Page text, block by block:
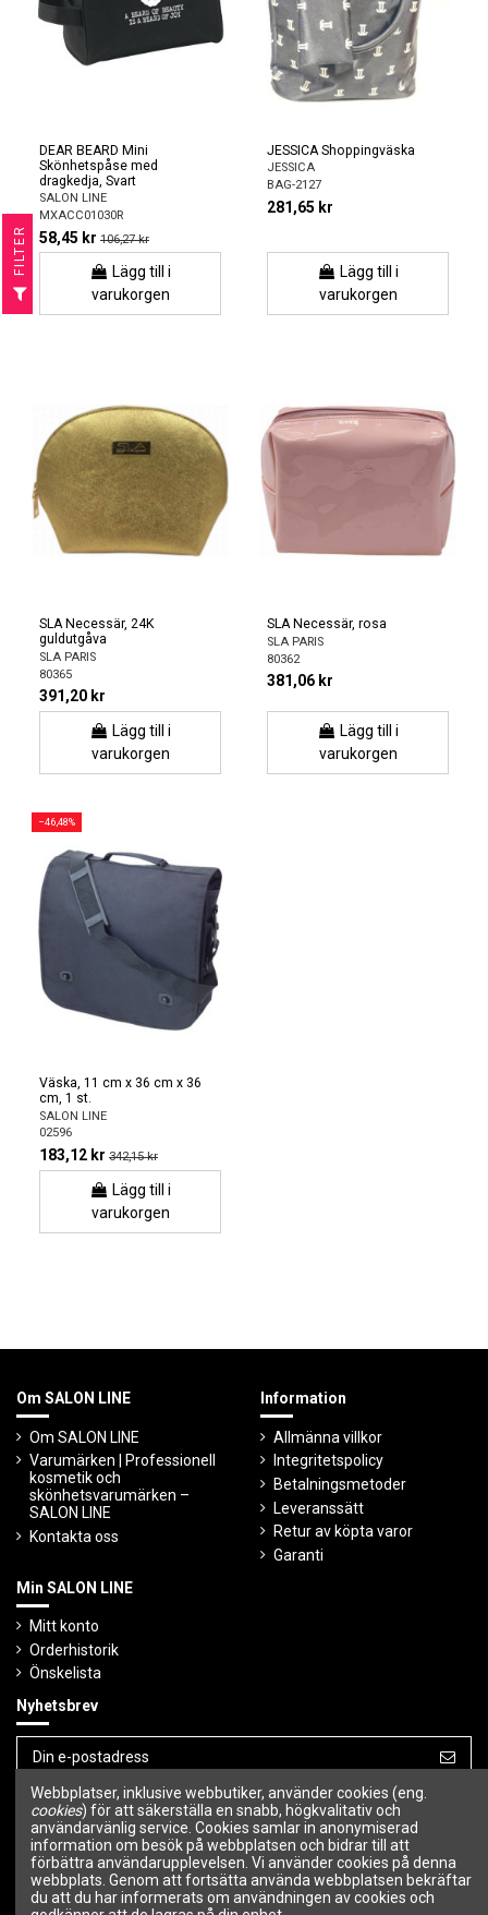
DEAR BEARD Mini
Skönhetspåse med
dragkedja, Svart
SALON LINE
MXACC01030R
58,45 kr 106,27 kr
Lägg till i
varukorgen
JESSICA Shoppingväska
JESSICA
BAG-2127
281,65 kr
Lägg till i
varukorgen
SLA Necessär, 24K
guldutgåva
SLA PARIS
80365
391,20 kr
Lägg till i
varukorgen
SLA Necessär, rosa
SLA PARIS
80362
381,06 kr
Lägg till i
varukorgen
−46,48%
Väska, 11 cm x 36 cm x 36
cm, 1 st.
SALON LINE
02596
183,12 kr 342,15 kr
Lägg till i
varukorgen
Om SALON LINE
Om SALON LINE
Varumärken | Professionell
kosmetik och
skönhetsvarumärken –
SALON LINE
Kontakta oss
Information
Allmänna villkor
Integritetspolicy
Betalningsmetoder
Leveranssätt
Retur av köpta varor
Garanti
Min SALON LINE
Mitt konto
Orderhistorik
Önskelista
Nyhetsbrev
Du kan avbryta prenumerationen när som
helst.
Följ oss
Webbplatser, inklusive webbutiker, använder cookies (eng.
cookies) för att säkerställa en snabb, högkvalitativ och
användarvänlig service. Cookies samlar in anonymiserad
information om besök på webbplatsen och bidrar till att
förbättra användarupplevelsen. Vi använder cookies på denna
webbplats. Genom att fortsätta använda webbplatsen bekräftar
du att du har informerats om användningen av cookies och
R